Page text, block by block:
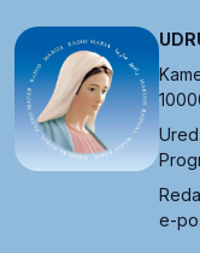
e-